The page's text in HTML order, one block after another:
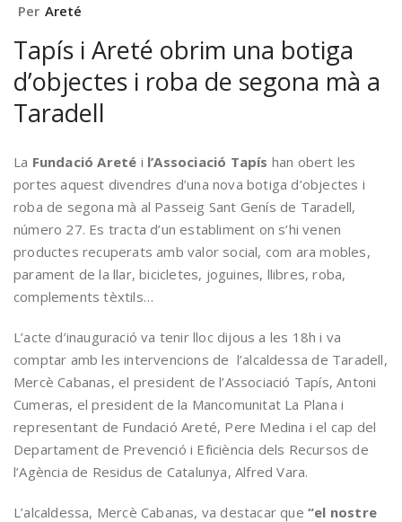
Per Areté
Tapís i Areté obrim una botiga
d’objectes i roba de segona mà a
Taradell
La Fundació Areté i l’Associació Tapís han obert les
portes aquest divendres d’una nova botiga d’objectes i
roba de segona mà al Passeig Sant Genís de Taradell,
número 27. Es tracta d’un establiment on s’hi venen
productes recuperats amb valor social, com ara mobles,
parament de la llar, bicicletes, joguines, llibres, roba,
complements tèxtils…
L’acte d’inauguració va tenir lloc dijous a les 18h i va
comptar amb les intervencions de l’alcaldessa de Taradell,
Mercè Cabanas, el president de l’Associació Tapís, Antoni
Cumeras, el president de la Mancomunitat La Plana i
representant de Fundació Areté, Pere Medina i el cap del
Departament de Prevenció i Eficiència dels Recursos de
l’Agència de Residus de Catalunya, Alfred Vara.
L’alcaldessa, Mercè Cabanas, va destacar que “el nostre